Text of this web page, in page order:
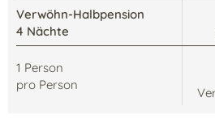
Verwöhn-Halbpension
4 Nächte
1 Person
pro Person